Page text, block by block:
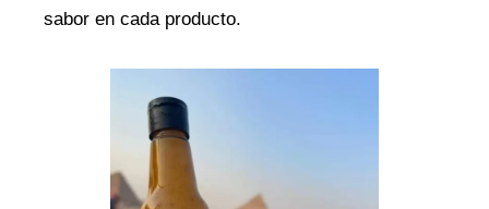
sabor en cada producto.